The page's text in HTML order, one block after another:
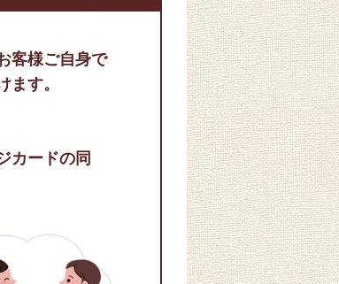
客様ご自身で
す。
カードの同